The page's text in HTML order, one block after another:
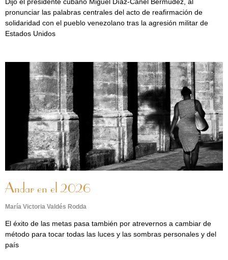
pronunciar las palabras centrales del acto de reafirmación de
solidaridad con el pueblo venezolano tras la agresión militar de
Estados Unidos
Andar en el 2026
María Victoria Valdés Rodda
El éxito de las metas pasa también por atrevernos a cambiar de
método para tocar todas las luces y las sombras personales y del
país